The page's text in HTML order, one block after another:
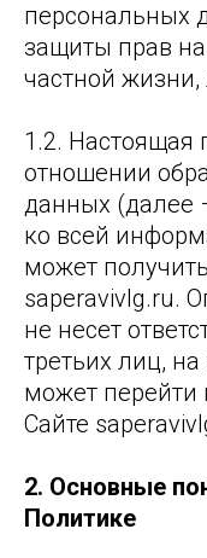
персональных
защиты прав
частной
1.2. Настоящая
отношении
данных (далее
ко всей
может
saperavivlg.ru.
не несет
третьих лиц,
может перейти
Сайте
2. Основные
Политике